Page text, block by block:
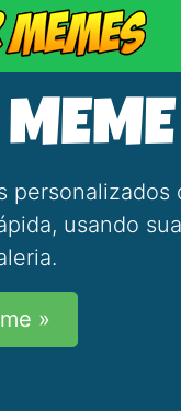
personalizados
usando
»